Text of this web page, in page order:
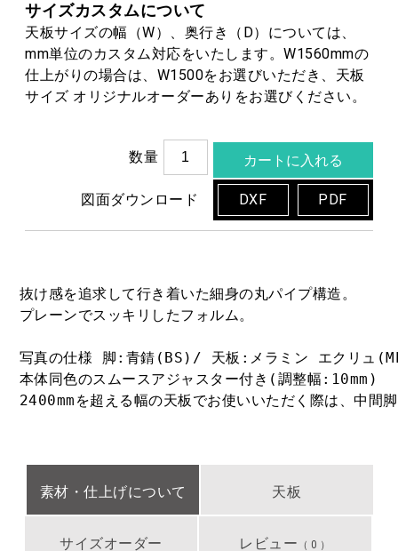
サイズカスタムについて
天板サイズの幅（W）、奥行き（D）については、
mm単位のカスタム対応をいたします。W1560mmの
仕上がりの場合は、W1500をお選びいただき、天板
サイズ オリジナルオーダーありをお選びください。
数量
図面ダウンロード DXF PDF
抜け感を追求して行き着いた細身の丸パイプ構造。
プレーンでスッキリしたフォルム。
写真の仕様 脚:青錆(BS)/ 天板:メラミン エクリュ
本体同色のスムースアジャスター付き(調整幅:10mm)
2400mmを超える幅の天板でお使いいただく際は、中間
素材・仕上げについて 天板
サイズオーダー レビュー （ 0 ）